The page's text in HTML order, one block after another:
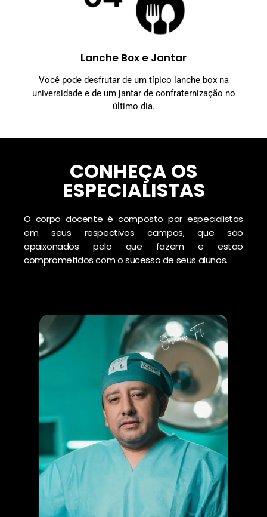
Lanche Box e Jantar
Você pode desfrutar de um típico lanche box na
universidade e de um jantar de confraternização no
último dia.
CONHEÇA OS
ESPECIALISTAS
O corpo docente é composto por especialistas
em seus respectivos campos, que são
apaixonados pelo que fazem e estão
comprometidos com o sucesso de seus alunos.